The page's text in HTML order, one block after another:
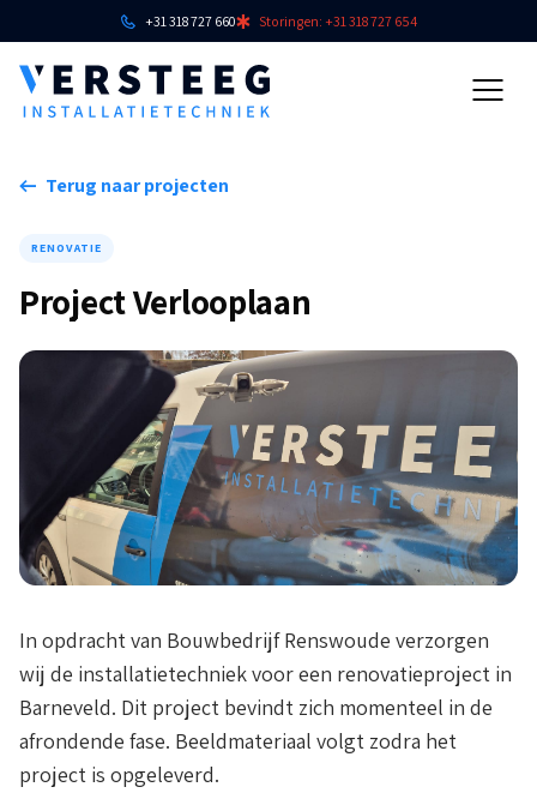
+31 318 727 660 Storingen: +31 318 727 654
Terug naar projecten
RENOVATIE
Project Verlooplaan
In opdracht van Bouwbedrijf Renswoude verzorgen
wij de installatietechniek voor een renovatieproject in
Barneveld. Dit project bevindt zich momenteel in de
afrondende fase. Beeldmateriaal volgt zodra het
project is opgeleverd.